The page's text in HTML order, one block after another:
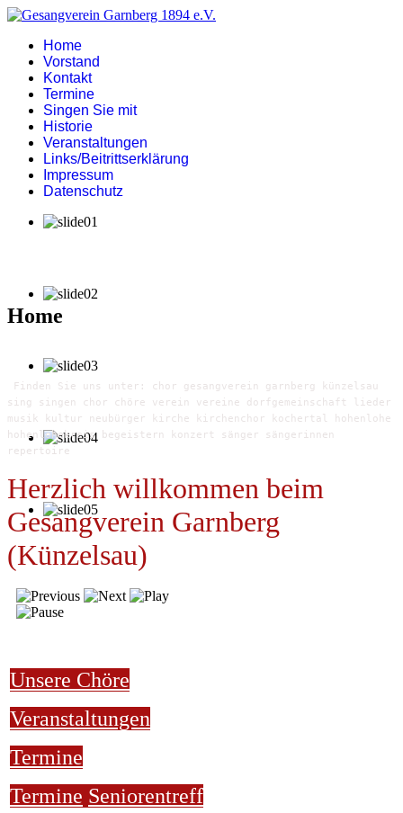
Home
Vorstand
Kontakt
Termine
Singen Sie mit
Historie
Veranstaltungen
Links/Beitrittserklärung
Impressum
Datenschutz
Home
Finden Sie uns unter: chor gesangverein garnberg künzelsau
sing singen chor chöre verein vereine dorfgemeinschaft lieder
musik kultur neubürger kirche kirchenchor kochertal hohenlohe
hohenlohekreis begeistern konzert sänger sängerinnen
repertoire
Herzlich willkommen beim
Gesangverein Garnberg
(Künzelsau)
Unsere Chöre
Veranstaltungen
Termine
Termine Seniorentreff